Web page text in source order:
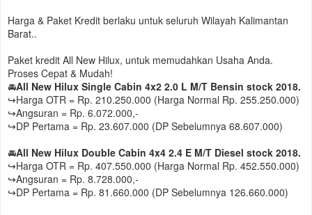
Harga & Paket Kredit berlaku untuk seluruh Wilayah Kalimantan
Barat..
Paket kredit All New Hilux, untuk memudahkan Usaha Anda.
Proses Cepat & Mudah!
🚘All New Hilux Single Cabin 4x2 2.0 L M/T Bensin stock 2018.
↪Harga OTR = Rp. 210.250.000 (Harga Normal Rp. 255.250.000)
↪Angsuran = Rp. 6.072.000,-
↪DP Pertama = Rp. 23.607.000 (DP Sebelumnya 68.607.000)
🚘All New Hilux Double Cabin 4x4 2.4 E M/T Diesel stock 2018.
↪Harga OTR = Rp. 407.550.000 (Harga Normal Rp. 452.550.000)
↪Angsuran = Rp. 8.728.000,-
↪DP Pertama = Rp. 81.660.000 (DP Sebelumnya 126.660.000)